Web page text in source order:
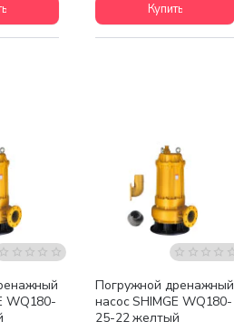
Купить
WQ180-
Бесплатная доставка
Погружной дренажный
насос SHIMGE WQ180-
25-22 желтый